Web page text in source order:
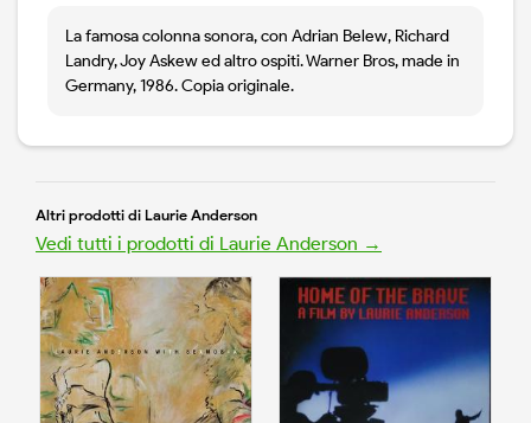
La famosa colonna sonora, con Adrian Belew, Richard
Landry, Joy Askew ed altro ospiti. Warner Bros, made in
Germany, 1986. Copia originale.
Altri prodotti di Laurie Anderson
Vedi tutti i prodotti di Laurie Anderson →